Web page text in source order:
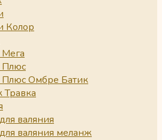
Колор
Омбре Батик
Травка
валяния
валяния меланж